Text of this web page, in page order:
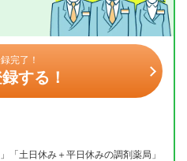
完了！
する！
「土日休み＋平日休みの調剤薬局」